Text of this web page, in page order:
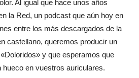
Al igual que hace unos años
la Red, un podcast que aún hoy en
entre los más descargados de la
castellano, queremos producir un
y que esperamos que
hueco en vuestros auriculares.